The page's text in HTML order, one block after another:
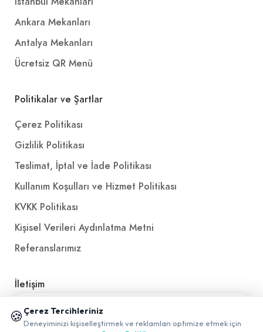
Ankara Mekanları
Antalya Mekanları
Ücretsiz QR Menü
Politikalar ve Şartlar
Çerez Politikası
Gizlilik Politikası
Teslimat, İptal ve İade Politikası
Kullanım Koşulları ve Hizmet Politikası
KVKK Politikası
Kişisel Verileri Aydınlatma Metni
Referanslarımız
İletişim
E-Posta iletisim@yakalamac.com.tr
Dokuz Eylül Üniversitesi Teknoparkı Adatepe Mah.
🍪 Çerez Tercihleriniz
Deneyiminizi kişiselleştirmek ve reklamları optimize etmek için
📱 Mobil uygulamamızı keşfedin!
✖